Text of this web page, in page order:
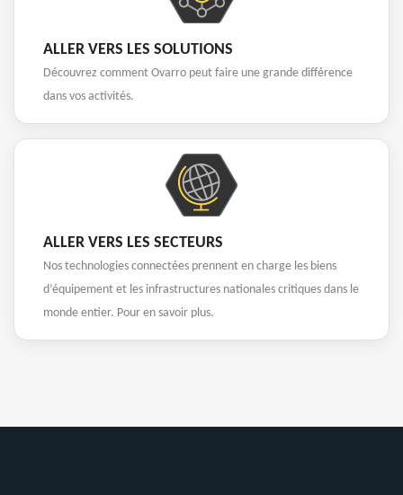
ALLER VERS LES SOLUTIONS
Découvrez comment Ovarro peut faire une grande différence
dans vos activités.
ALLER VERS LES SECTEURS
Nos technologies connectées prennent en charge les biens
d’équipement et les infrastructures nationales critiques dans le
monde entier. Pour en savoir plus.